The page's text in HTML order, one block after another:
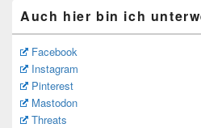
Auch hier bin ich
Facebook
Instagram
Pinterest
Mastodon
Threats